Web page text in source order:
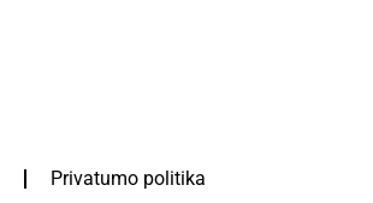
Privatumo politika